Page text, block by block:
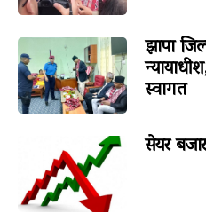
झापा
स्वागत
सेयर